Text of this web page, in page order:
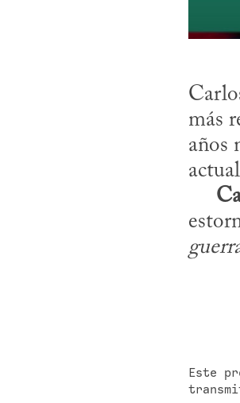
más
años
Este